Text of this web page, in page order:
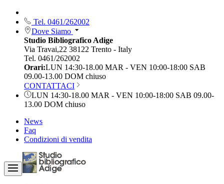
Tel. 0461/262002
Dove Siamo
Studio Bibliografico Adige
Via Travai,22 38122 Trento - Italy
Tel. 0461/262002
Orari:LUN 14:30-18.00 MAR - VEN 10:00-18:00 SAB
09.00-13.00 DOM chiuso
CONTATTACI
LUN 14:30-18.00 MAR - VEN 10:00-18:00 SAB 09.00-
13.00 DOM chiuso
News
Faq
Condizioni di vendita